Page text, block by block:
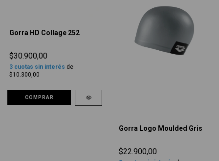
Gorra HD Collage 252
$30.900,00
3 cuotas sin interés de
$10.300,00
COMPRAR
Gorra Logo Moulded Gris
$22.900,00